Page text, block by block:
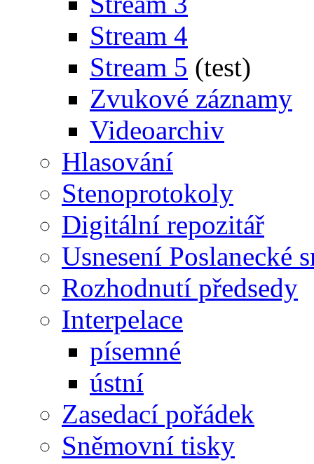
Stream 4
Stream 5 (test)
Zvukové záznamy
Videoarchiv
Hlasování
Stenoprotokoly
Digitální repozitář
Usnesení Poslanecké
Rozhodnutí předsedy
Interpelace
písemné
ústní
Zasedací pořádek
Sněmovní tisky